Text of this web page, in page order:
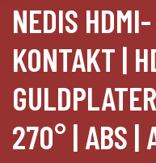
NEDIS
KONTAKT |
270° | ABS |